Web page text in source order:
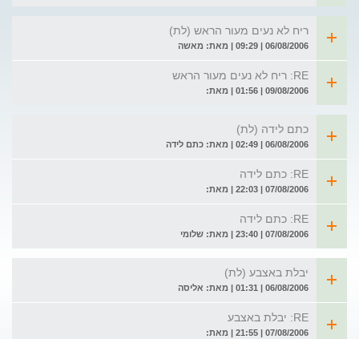
ריח לא נעים מעור הראש (לת)
06/08/2006 | 09:29 | מאת: מאשה
RE: ריח לא נעים מעור הראש
09/08/2006 | 01:56 | מאת:
כתם לידה (לת)
06/08/2006 | 02:49 | מאת: כתם לידה
RE: כתם לידה
07/08/2006 | 22:03 | מאת:
RE: כתם לידה
07/08/2006 | 23:40 | מאת: שלומי
יבלת באצבע (לת)
06/08/2006 | 01:31 | מאת: אליסה
RE: יבלת באצבע
07/08/2006 | 21:55 | מאת: